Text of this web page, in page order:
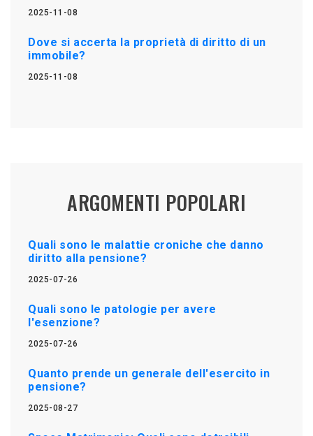
2025-11-08
Dove si accerta la proprietà di diritto di un
immobile?
2025-11-08
ARGOMENTI POPOLARI
Quali sono le malattie croniche che danno
diritto alla pensione?
2025-07-26
Quali sono le patologie per avere
l'esenzione?
2025-07-26
Quanto prende un generale dell'esercito in
pensione?
2025-08-27